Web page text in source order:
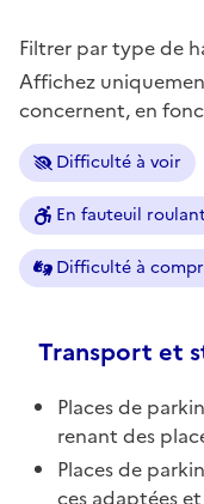
Filtrer par type de
Affichez
concernent, en
Difficulté à voir
En fauteuil
Difficulté à
Transport et
Places de
renant des
Places de
ces adaptées